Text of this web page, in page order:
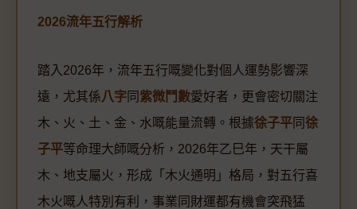
2026流年五行解析
踏入2026年，流年五行嘅變化對個人運勢影響深
遠，尤其係八字 同 紫微鬥數愛好者，更會密切關注
木、火、土、金、水嘅能量流轉。根據徐子平 同 徐
子平等命理大師嘅分析，2026年乙巳年，天干屬
木、地支屬火，形成「木火通明」格局，對五行喜
木火嘅人特別有利，事業同財運都有機會突飛猛